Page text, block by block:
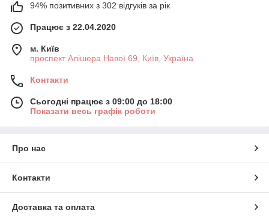
94% позитивних з 302 відгуків за рік
Працює з 22.04.2020
м. Київ
проспект Алішера Навої 69, Київ, Україна
Контакти
Сьогодні працює з 09:00 до 18:00
Показати весь графік роботи
Про нас
Контакти
Доставка та оплата